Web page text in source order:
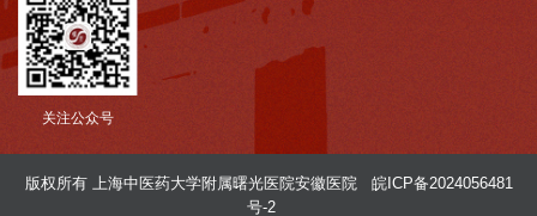
关注公众号
版权所有 上海中医药大学附属曙光医院安徽医院 皖ICP备2024056481
号-2